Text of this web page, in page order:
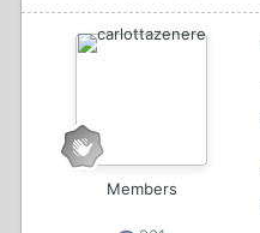
Members